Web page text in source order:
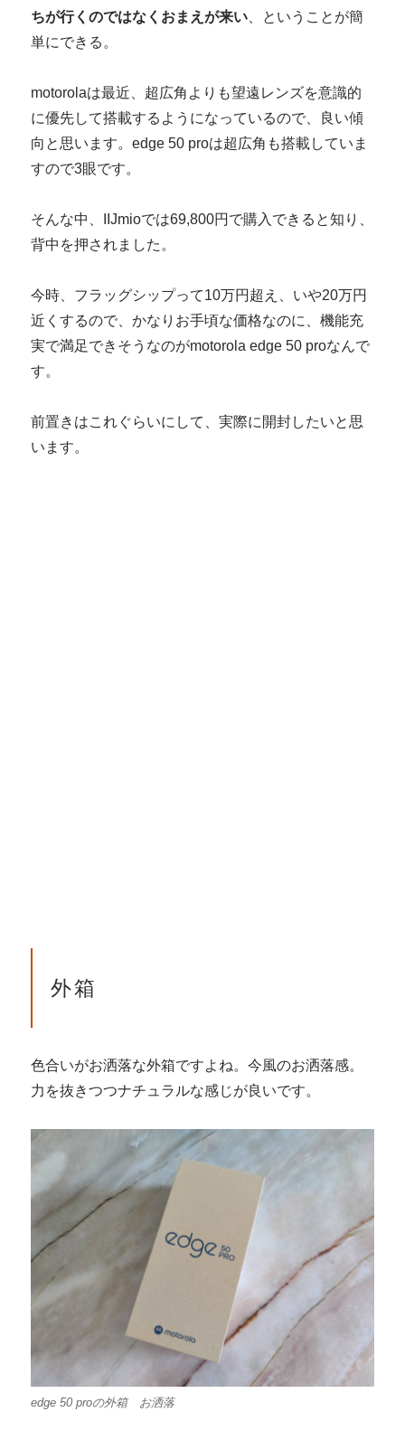
ちが行くのではなくおまえが来い 、ということが簡
単にできる。
motorolaは最近、超広角よりも望遠レンズを意識的
に優先して搭載するようになっているので、良い傾
向と思います。edge 50 proは超広角も搭載していま
すので3眼です。
そんな中、IIJmioでは69,800円で購入できると知り、
背中を押されました。
今時、フラッグシップって10万円超え、いや20万円
近くするので、かなりお手頃な価格なのに、機能充
実で満足できそうなのがmotorola edge 50 proなんで
す。
前置きはこれぐらいにして、実際に開封したいと思
います。
外箱
色合いがお洒落な外箱ですよね。今風のお洒落感。
力を抜きつつナチュラルな感じが良いです。
edge 50 proの外箱 お洒落